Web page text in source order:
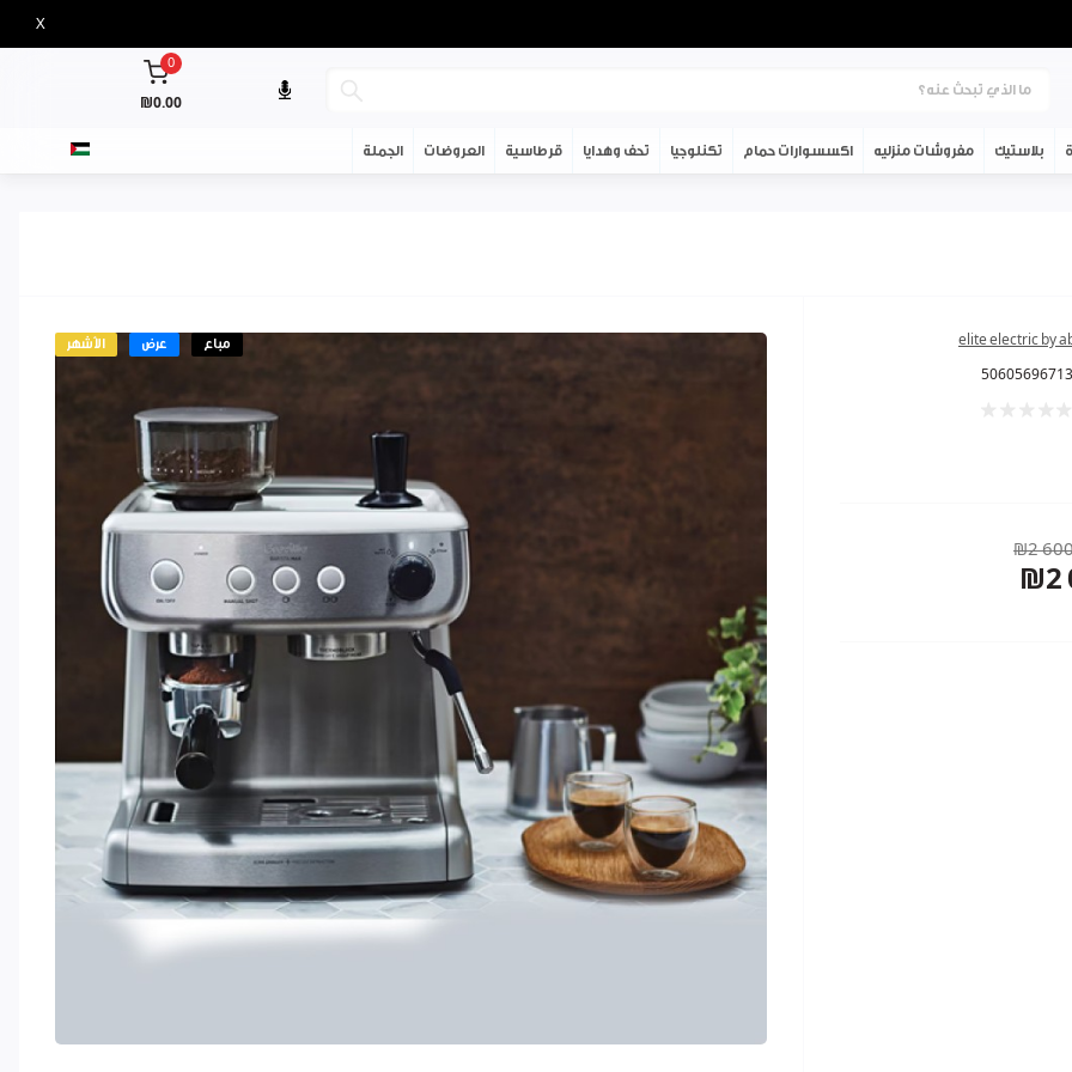
X
0
₪0.00
بلاستيك مفروشات منزليه اكسسوارات حمام تكنلوجيا تحف وهدايا قرطاسية العروضات الجملة
الأشهر عرض مباع elite electric by
₪2
₪2